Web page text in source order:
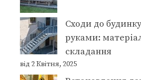
Сходи до
руками:
складання
від 2 Квітня, 2025